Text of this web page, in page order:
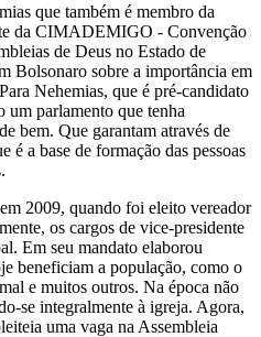
que também é membro da
da CIMADEMIGO - Convenção
de Deus no Estado de
Bolsonaro sobre a importância em
Nehemias, que é pré-candidato
um parlamento que tenha
bem. Que garantam através de
é a base de formação das pessoas
2009, quando foi eleito vereador
os cargos de vice-presidente
Em seu mandato elaborou
beneficiam a população, como o
e muitos outros. Na época não
se integralmente à igreja. Agora,
uma vaga na Assembleia